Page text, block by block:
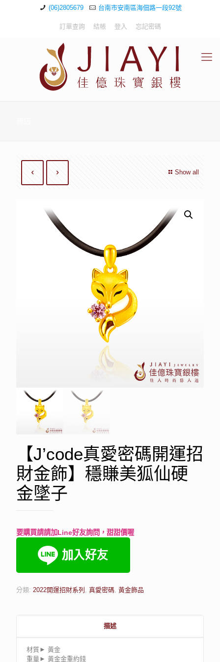
(06)2805679 台南市安南區海佃路一段92號
訂單查詢 結帳 登入 忘記密碼
Show all
【J’code真愛密碼開運招
財金飾】穩賺美狐仙硬
金墜子
要購買請請加Line好友詢問，甜甜價喔
分類: 2022開運招財系列 , 真愛密碼, 黃金飾品
描述
材質► 黃金
重量► 黃金金重約錢